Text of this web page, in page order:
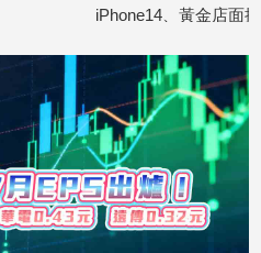
iPhone14、黃金店面